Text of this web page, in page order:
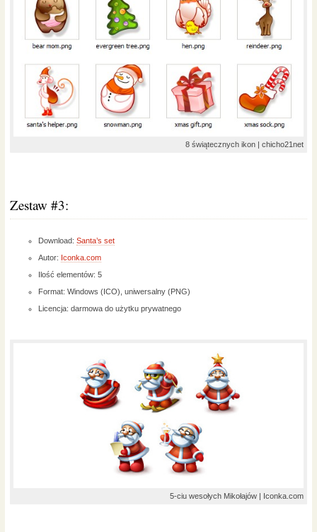
8 świątecznych ikon | chicho21net
Zestaw #3:
Download: Santa’s set
Autor: Iconka.com
Ilość elementów: 5
Format: Windows (ICO), uniwersalny (PNG)
Licencja: darmowa do użytku prywatnego
5-ciu wesołych Mikołajów | Iconka.com